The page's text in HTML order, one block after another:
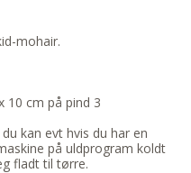
mohair.
10 cm på pind 3
kan evt hvis du har en
på uldprogram koldt
fladt til tørre.